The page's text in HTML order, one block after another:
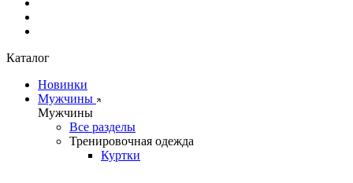
Каталог
Новинки
Мужчины
Мужчины
Все разделы
Тренировочная одежда
Куртки